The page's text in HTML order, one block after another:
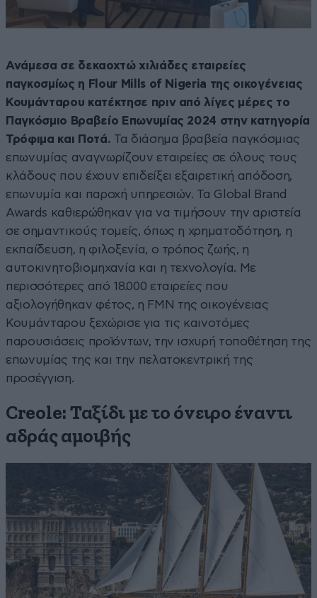
Ανάμεσα σε δεκαοχτώ χιλιάδες εταιρείες
παγκοσμίως η Flour Mills of Nigeria της οικογένειας
Κουμάνταρου κατέκτησε πριν από λίγες μέρες το
Παγκόσμιο Βραβείο Επωνυμίας 2024 στην κατηγορία
Τρόφιμα και Ποτά. Τα διάσημα βραβεία παγκόσμιας
επωνυμίας αναγνωρίζουν εταιρείες σε όλους τους
κλάδους που έχουν επιδείξει εξαιρετική απόδοση,
επωνυμία και παροχή υπηρεσιών. Τα Global Brand
Awards καθιερώθηκαν για να τιμήσουν την αριστεία
σε σημαντικούς τομείς, όπως η χρηματοδότηση, η
εκπαίδευση, η φιλοξενία, ο τρόπος ζωής, η
αυτοκινητοβιομηχανία και η τεχνολογία. Με
περισσότερες από 18.000 εταιρείες που
αξιολογήθηκαν φέτος, η FMN της οικογένειας
Κουμάνταρου ξεχώρισε για τις καινοτόμες
παρουσιάσεις προϊόντων, την ισχυρή τοποθέτηση της
επωνυμίας της και την πελατοκεντρική της
προσέγγιση.
Creole: Ταξίδι με το όνειρο έναντι
αδράς αμοιβής